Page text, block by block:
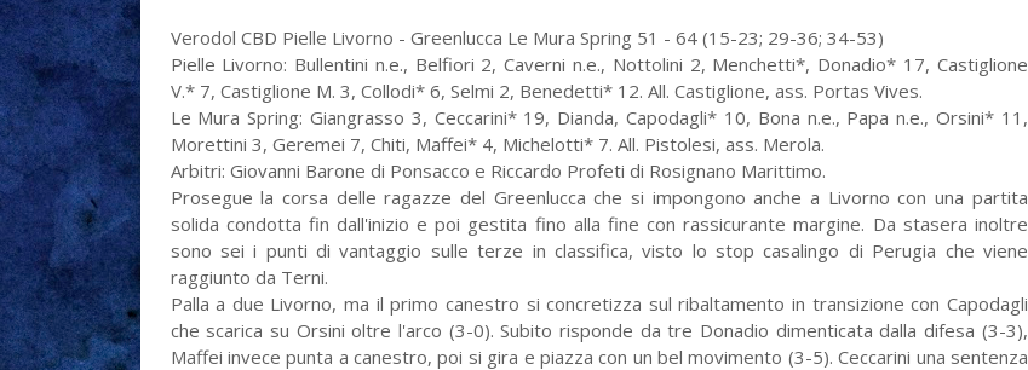
Verodol CBD Pielle Livorno - Greenlucca Le Mura Spring 51 - 64 (15-23; 29-36; 34-53)
Pielle Livorno: Bullentini n.e., Belfiori 2, Caverni n.e., Nottolini 2, Menchetti*, Donadio* 17, Castiglione
V.* 7, Castiglione M. 3, Collodi* 6, Selmi 2, Benedetti* 12. All. Castiglione, ass. Portas Vives.
Le Mura Spring: Giangrasso 3, Ceccarini* 19, Dianda, Capodagli* 10, Bona n.e., Papa n.e., Orsini* 11,
Morettini 3, Geremei 7, Chiti, Maffei* 4, Michelotti* 7. All. Pistolesi, ass. Merola.
Arbitri: Giovanni Barone di Ponsacco e Riccardo Profeti di Rosignano Marittimo.
Prosegue la corsa delle ragazze del Greenlucca che si impongono anche a Livorno con una partita
solida condotta fin dall'inizio e poi gestita fino alla fine con rassicurante margine. Da stasera inoltre
sono sei i punti di vantaggio sulle terze in classifica, visto lo stop casalingo di Perugia che viene
raggiunto da Terni.
Palla a due Livorno, ma il primo canestro si concretizza sul ribaltamento in transizione con Capodagli
che scarica su Orsini oltre l'arco (3-0). Subito risponde da tre Donadio dimenticata dalla difesa (3-3),
Maffei invece punta a canestro, poi si gira e piazza con un bel movimento (3-5). Ceccarini una sentenza